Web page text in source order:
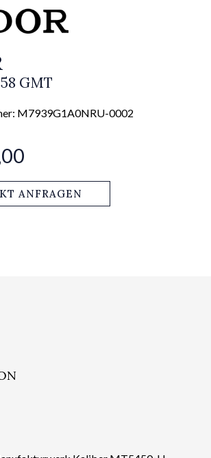
GMT
M7939G1A0NRU-0002
ANFRAGEN